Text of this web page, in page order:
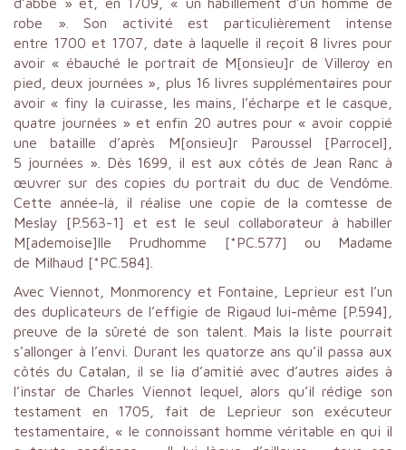
robe ». Son activité est particulièrement intense
entre 1700 et 1707, date à laquelle il reçoit 8 livres pour
avoir « ébauché le portrait de M[onsieu]r de Villeroy en
pied, deux journées », plus 16 livres supplémentaires pour
avoir « finy la cuirasse, les mains, l’écharpe et le casque,
quatre journées » et enfin 20 autres pour « avoir coppié
une bataille d’après M[onsieu]r Paroussel [Parrocel],
5 journées ». Dès 1699, il est aux côtés de Jean Ranc à
œuvrer sur des copies du portrait du duc de Vendôme.
Cette année-là, il réalise une copie de la comtesse de
Meslay [P.563-1] et est le seul collaborateur à habiller
M[ademoise]lle Prudhomme [*PC.577] ou Madame
de Milhaud [*PC.584].
Avec Viennot, Monmorency et Fontaine, Leprieur est l’un
des duplicateurs de l’effigie de Rigaud lui-même [P.594],
preuve de la sûreté de son talent. Mais la liste pourrait
s’allonger à l’envi. Durant les quatorze ans qu’il passa aux
côtés du Catalan, il se lia d’amitié avec d’autres aides à
l’instar de Charles Viennot lequel, alors qu’il rédige son
testament en 1705, fait de Leprieur son exécuteur
testamentaire, « le connoissant homme véritable en qui il